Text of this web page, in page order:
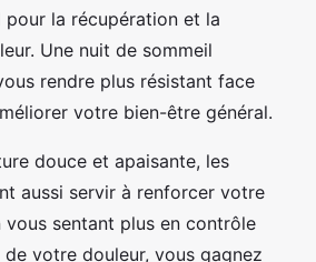
la récupération et la
Une nuit de sommeil
rendre plus résistant face
votre bien-être général.
douce et apaisante, les
aussi servir à renforcer votre
vous sentant plus en contrôle
votre douleur, vous gagnez